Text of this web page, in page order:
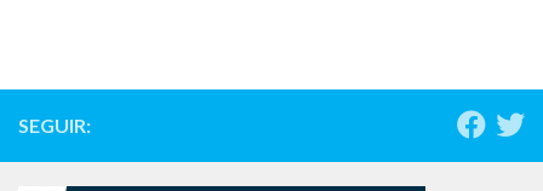
SEGUIR: